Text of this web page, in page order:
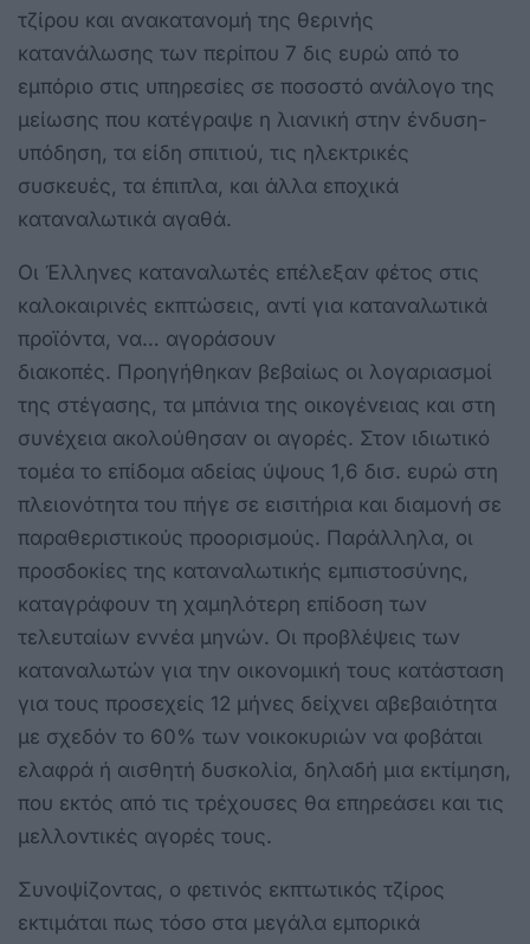
τζίρου και ανακατανομή της θερινής
κατανάλωσης των περίπου 7 δις ευρώ από το
εμπόριο στις υπηρεσίες σε ποσοστό ανάλογο της
μείωσης που κατέγραψε η λιανική στην ένδυση-
υπόδηση, τα είδη σπιτιού, τις ηλεκτρικές
συσκευές, τα έπιπλα, και άλλα εποχικά
καταναλωτικά αγαθά.
Οι Έλληνες καταναλωτές επέλεξαν φέτος στις
καλοκαιρινές εκπτώσεις, αντί για καταναλωτικά
προϊόντα, να… αγοράσουν
διακοπές. Προηγήθηκαν βεβαίως οι λογαριασμοί
της στέγασης, τα μπάνια της οικογένειας και στη
συνέχεια ακολούθησαν οι αγορές. Στον ιδιωτικό
τομέα το επίδομα αδείας ύψους 1,6 δισ. ευρώ στη
πλειονότητα του πήγε σε εισιτήρια και διαμονή σε
παραθεριστικούς προορισμούς. Παράλληλα, οι
προσδοκίες της καταναλωτικής εμπιστοσύνης,
καταγράφουν τη χαμηλότερη επίδοση των
τελευταίων εννέα μηνών. Οι προβλέψεις των
καταναλωτών για την οικονομική τους κατάσταση
για τους προσεχείς 12 μήνες δείχνει αβεβαιότητα
με σχεδόν το 60% των νοικοκυριών να φοβάται
ελαφρά ή αισθητή δυσκολία, δηλαδή μια εκτίμηση,
που εκτός από τις τρέχουσες θα επηρεάσει και τις
μελλοντικές αγορές τους.
Συνοψίζοντας, ο φετινός εκπτωτικός τζίρος
εκτιμάται πως τόσο στα μεγάλα εμπορικά